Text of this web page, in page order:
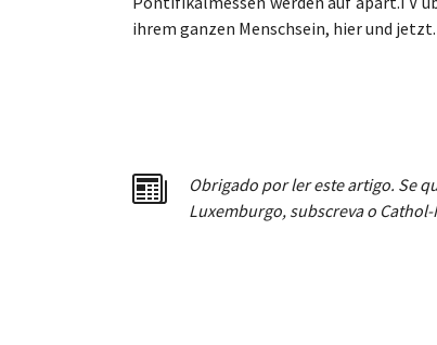
ihrem ganzen Menschsein, hier und jetzt.
Obrigado por ler este artigo. Se
Luxemburgo, subscreva o